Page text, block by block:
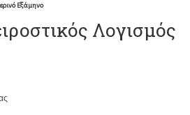
Εξάμηνο
Λογισμός